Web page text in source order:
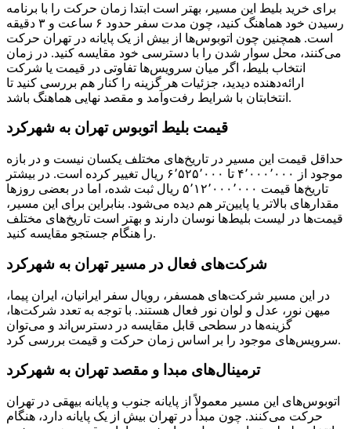
برای خرید بلیط این مسیر، بهتر است ابتدا زمان حرکت را با برنامه
رسیدن خود هماهنگ کنید، چون مدت سفر حدود ۶ ساعت و ۳ دقیقه
است. همچنین چون اتوبوس‌ها از بیش از یک پایانه در تهران حرکت
می‌کنند، محل سوار شدن را با دسترسی خود مقایسه کنید. در زمان
انتخاب بلیط، اگر میان سرویس‌ها تفاوتی در قیمت یا شرکت
ارائه‌دهنده دیدید، جزئیات هر گزینه را کنار هم بررسی کنید تا
انتخابتان با شرایط رفت‌وآمد و مقصد نهایی هماهنگ باشد.
قیمت بلیط اتوبوس تهران به شهرکرد
حداقل قیمت این مسیر در تاریخ‌های مختلف یکسان نیست و در بازه
موجود از ۴٬۰۰۰٬۰۰۰ تا ۶٬۵۲۵٬۰۰۰ ریال تغییر کرده است. در بیشتر
تاریخ‌ها قیمت ۵٬۱۲٬۰۰۰٬۰۰۰ ریال ثبت شده، اما در بعضی روزها
مقدارهای بالاتر یا پایین‌تر هم دیده می‌شود. بنابراین برای این مسیر،
قیمت‌ها در لیست بلیط‌ها نوسان دارند و بهتر است تاریخ‌های مختلف
را هنگام جستجو مقایسه کنید.
شرکت‌های فعال در مسیر تهران به شهرکرد
در این مسیر شرکت‌های همسفر، رویال سفر ایرانیان، ایران پیما،
میهن نور، عدل و لوان نور فعال هستند. با توجه به تعدد شرکت‌ها،
گزینه‌ها در سطحی قابل مقایسه در دسترس‌اند و می‌توان
سرویس‌های موجود را بر اساس زمان حرکت و قیمت بررسی کرد.
ترمینال‌ها‏ی مبدا و مقصد تهران به شهرکرد
اتوبوس‌های این مسیر معمولاً از پایانه جنوب و پایانه بیهقی در تهران
حرکت می‌کنند. چون مبدأ در تهران بیش از یک پایانه دارد، هنگام